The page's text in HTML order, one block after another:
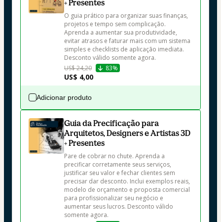
+ Presentes
O guia prático para organizar suas finanças,
projetos e tempo sem complicação.
Aprenda a aumentar sua produtividade,
evitar atrasos e faturar mais com um sistema
simples e checklists de aplicação imediata.
Desconto válido somente agora.
US$ 24,20
83%
US$ 4,00
Adicionar produto
Guia da Precificação para
Arquitetos, Designers e Artistas 3D
+ Presentes
Pare de cobrar no chute. Aprenda a
precificar corretamente seus serviços,
justificar seu valor e fechar clientes sem
precisar dar desconto. Inclui exemplos reais,
modelo de orçamento e proposta comercial
para profissionalizar seu negócio e
aumentar seus lucros. Desconto válido
somente agora.